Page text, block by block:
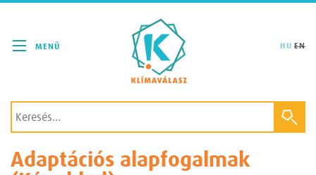
HU EN
Adaptációs alapfogalmak